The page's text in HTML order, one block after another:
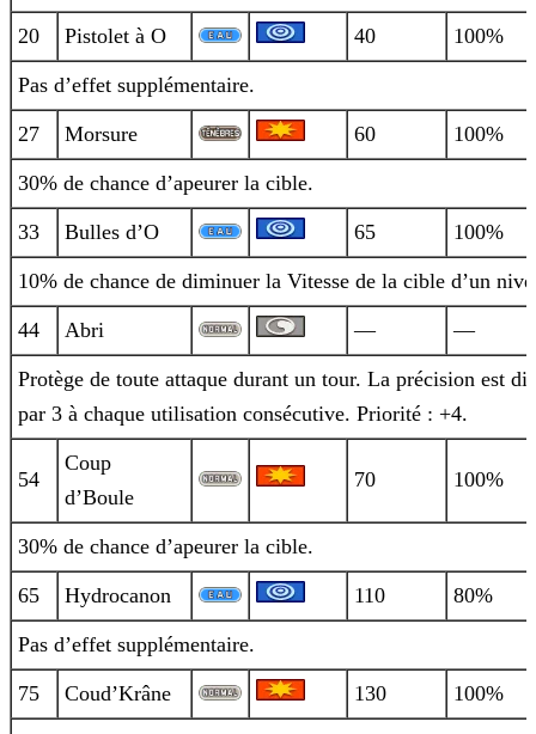
20 Pistolet à O 40 100%
Pas d’effet supplémentaire.
27 Morsure 60 100%
30% de chance d’apeurer la cible.
33 Bulles d’O 65 100%
10% de chance de diminuer la Vitesse de la cible d’un
44 Abri — —
Protège de toute attaque durant un tour. La précision est
par 3 à chaque utilisation consécutive. Priorité : +4.
54
Coup
d’Boule
70 100%
30% de chance d’apeurer la cible.
65 Hydrocanon 110 80%
Pas d’effet supplémentaire.
75 Coud’Krâne 130 100%